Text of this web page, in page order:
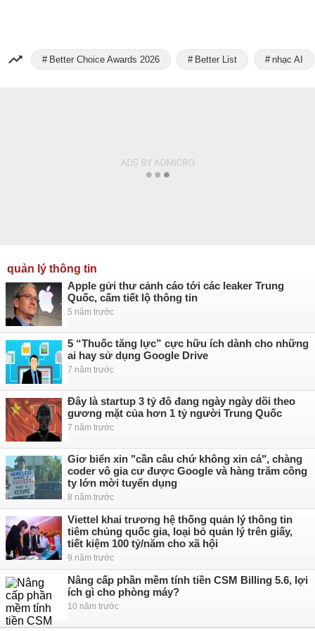
Better Choice Awards 2026 Better List nhạc AI
quản lý thông tin
Apple gửi thư cảnh cáo tới các leaker Trung
Quốc, cấm tiết lộ thông tin
5 năm trước
5 “Thuốc tăng lực” cực hữu ích dành cho những
ai hay sử dụng Google Drive
7 năm trước
Đây là startup 3 tỷ đô đang ngày ngày dõi theo
gương mặt của hơn 1 tỷ người Trung Quốc
7 năm trước
Giơ biển xin "cần câu chứ không xin cá", chàng
coder vô gia cư được Google và hàng trăm công
ty lớn mời tuyển dụng
8 năm trước
Viettel khai trương hệ thống quản lý thông tin
tiêm chủng quốc gia, loại bỏ quản lý trên giấy,
tiết kiệm 100 tỷ/năm cho xã hội
9 năm trước
Nâng cấp phần mềm tính tiền CSM Billing 5.6, lợi
ích gì cho phòng máy?
10 năm trước